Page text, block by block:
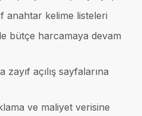
anahtar kelime listeleri
bütçe harcamaya devam
açılış sayfalarına
ve maliyet verisine